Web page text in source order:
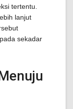
tertentu.
lanjut
sekadar